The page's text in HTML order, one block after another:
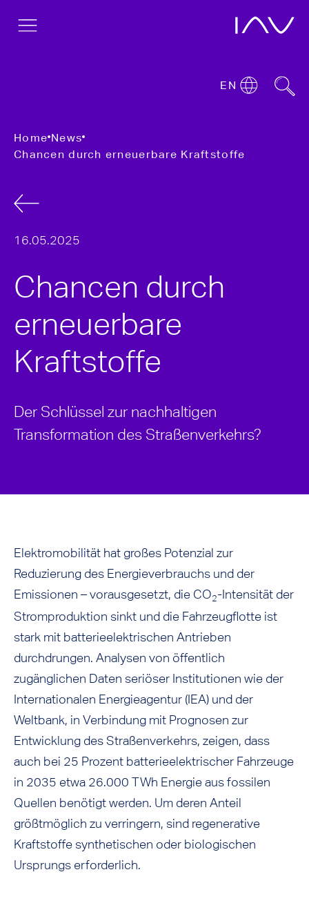
EN
Home News
Chancen durch erneuerbare Kraftstoffe
16.05.2025
Chancen durch
erneuerbare
Kraftstoffe
Der Schlüssel zur nachhaltigen
Transformation des Straßenverkehrs?
Elektromobilität hat großes Potenzial zur
Reduzierung des Energieverbrauchs und der
Emissionen – vorausgesetzt, die CO2-Intensität der
Stromproduktion sinkt und die Fahrzeugflotte ist
stark mit batterieelektrischen Antrieben
durchdrungen. Analysen von öffentlich
zugänglichen Daten seriöser Institutionen wie der
Internationalen Energieagentur (IEA) und der
Weltbank, in Verbindung mit Prognosen zur
Entwicklung des Straßenverkehrs, zeigen, dass
auch bei 25 Prozent batterieelektrischer Fahrzeuge
in 2035 etwa 26.000 TWh Energie aus fossilen
Quellen benötigt werden. Um deren Anteil
größtmöglich zu verringern, sind regenerative
Kraftstoffe synthetischen oder biologischen
Ursprungs erforderlich.